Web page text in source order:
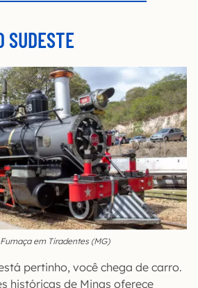
SUDESTE
em Tiradentes (MG)
pertinho, você chega de carro.
históricas de Minas oferece